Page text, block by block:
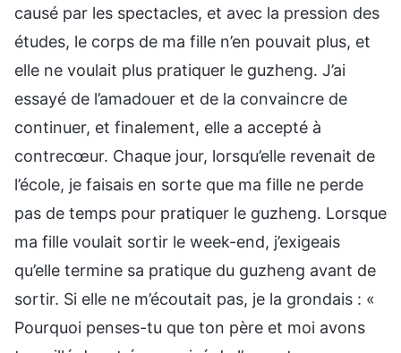
causé par les spectacles, et avec la pression des
études, le corps de ma fille n’en pouvait plus, et
elle ne voulait plus pratiquer le guzheng. J’ai
essayé de l’amadouer et de la convaincre de
continuer, et finalement, elle a accepté à
contrecœur. Chaque jour, lorsqu’elle revenait de
l’école, je faisais en sorte que ma fille ne perde
pas de temps pour pratiquer le guzheng. Lorsque
ma fille voulait sortir le week-end, j’exigeais
qu’elle termine sa pratique du guzheng avant de
sortir. Si elle ne m’écoutait pas, je la grondais : «
Pourquoi penses-tu que ton père et moi avons